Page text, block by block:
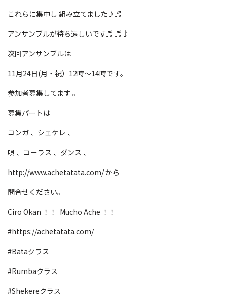
これらに集中し 組み立てました♪♬
アンサンブルが待ち遠しいです♬ ♬♪
次回アンサンブルは
11月24日(月・祝）12時〜14時です。
参加者募集してます 。
募集パートは
コンガ 、シェケレ 、
唄 、コーラス 、ダンス 、
http://www.achetatata.com/ から
問合せください。
Ciro Okan ！！ Mucho Ache ！！
#https://achetatata.com/
#Bataクラス
#Rumbaクラス
#Shekereクラス